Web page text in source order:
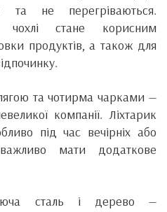
та не перегріваються.
стане корисним
продуктів, а також для
та чотирма чарками —
компанії. Ліхтарик
під час вечірніх або
мати додаткове
сталь і дерево —